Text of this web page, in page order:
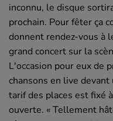
inconnu, le disque
prochain. Pour fêter ça
donnent rendez-vous à
grand concert sur la
L'occasion pour eux de
chansons en live devant
tarif des places est fixé
ouverte. « Tellement